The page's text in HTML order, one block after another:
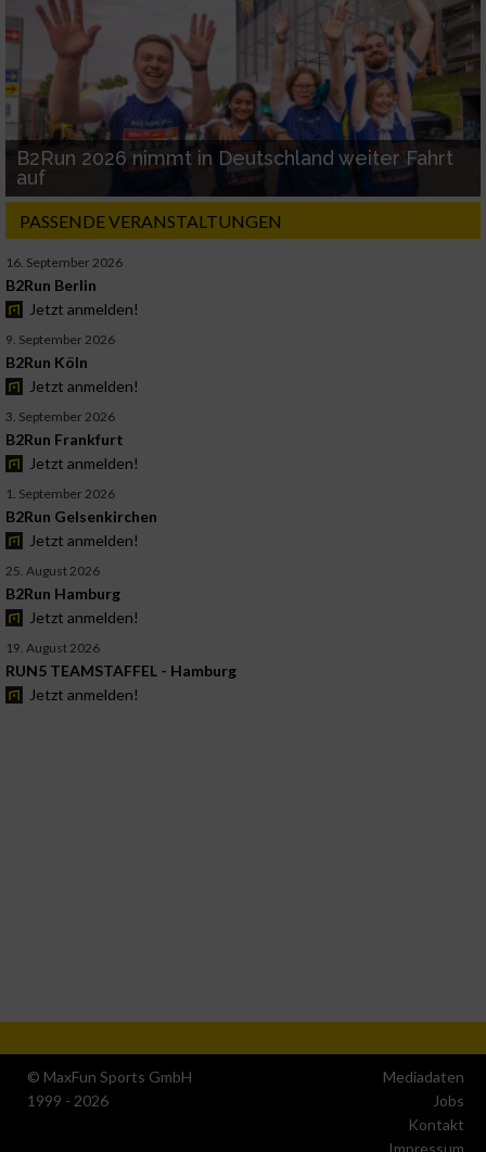
B2Run 2026 nimmt in Deutschland weiter Fahrt
auf
PASSENDE VERANSTALTUNGEN
16. September 2026
B2Run Berlin
Jetzt anmelden!
9. September 2026
B2Run Köln
Jetzt anmelden!
3. September 2026
B2Run Frankfurt
Jetzt anmelden!
1. September 2026
B2Run Gelsenkirchen
Jetzt anmelden!
25. August 2026
B2Run Hamburg
Jetzt anmelden!
19. August 2026
RUN5 TEAMSTAFFEL - Hamburg
Jetzt anmelden!
© MaxFun Sports GmbH
1999 - 2026
Mediadaten
Jobs
Kontakt